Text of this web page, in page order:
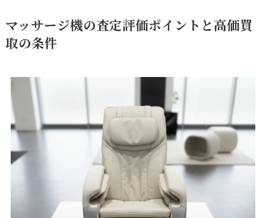
マッサージ機の査定評価ポイントと高価買
取の条件